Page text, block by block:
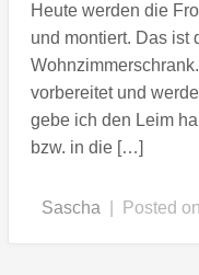
Heute werden die
und montiert. Das ist
vorbereitet und
gebe ich den Leim
bzw. in die […]
Sascha Posted on